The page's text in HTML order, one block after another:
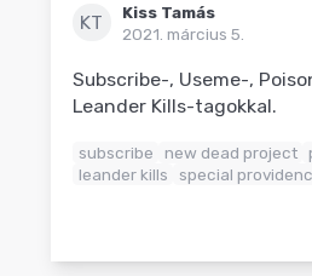
KT
Kiss Tamás
2021. március 5.
Subscribe-, Useme-,
Leander Kills-tagokkal.
subscribe new dead project
leander kills
special